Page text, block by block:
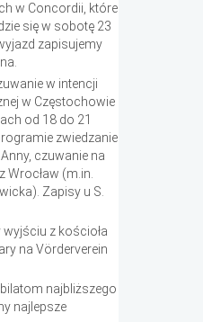
w Concordii, które
się w sobotę 23
zapisujemy
w intencji
w Częstochowie
od 18 do 21
zwiedzanie
czuwanie na
Wrocław (m.in.
Zapisy u S.
wyjściu z kościoła
na Vörderverein
najbliższego
najlepsze